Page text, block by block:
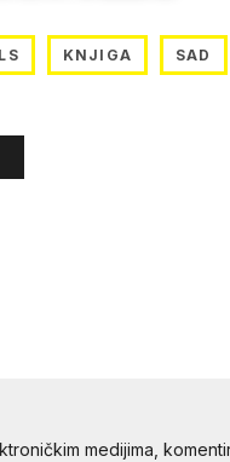
KNJIGA SAD
medijima,